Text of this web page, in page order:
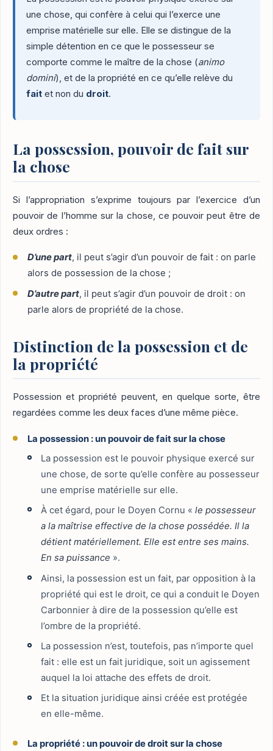
une chose, qui confère à celui qui l’exerce une
emprise matérielle sur elle. Elle se distingue de la
simple détention en ce que le possesseur se
comporte comme le maître de la chose (animo
domini), et de la propriété en ce qu’elle relève du
fait et non du droit.
La possession, pouvoir de fait sur
la chose
Si l’appropriation s’exprime toujours par l’exercice d’un
pouvoir de l’homme sur la chose, ce pouvoir peut être de
deux ordres :
D’une part, il peut s’agir d’un pouvoir de fait : on parle
alors de possession de la chose ;
D’autre part, il peut s’agir d’un pouvoir de droit : on
parle alors de propriété de la chose.
Distinction de la possession et de
la propriété
Possession et propriété peuvent, en quelque sorte, être
regardées comme les deux faces d’une même pièce.
La possession : un pouvoir de fait sur la chose
La possession est le pouvoir physique exercé sur
une chose, de sorte qu’elle confère au possesseur
une emprise matérielle sur elle.
À cet égard, pour le Doyen Cornu «le possesseur
a la maîtrise effective de la chose possédée. Il la
détient matériellement. Elle est entre ses mains.
En sa puissance ».
Ainsi, la possession est un fait, par opposition à la
propriété qui est le droit, ce qui a conduit le Doyen
Carbonnier à dire de la possession qu’elle est
l’ombre de la propriété.
La possession n’est, toutefois, pas n’importe quel
fait : elle est un fait juridique, soit un agissement
auquel la loi attache des effets de droit.
Et la situation juridique ainsi créée est protégée
en elle-même.
La propriété : un pouvoir de droit sur la chose